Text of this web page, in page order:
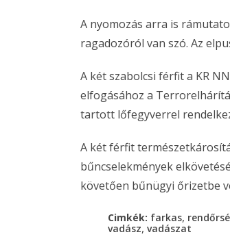
A nyomozás arra is
ragadozóról van szó. Az
A két szabolcsi férfit a KR
elfogásához a
tartott lőfegyverrel
A két férfit
bűncselekmények
követően bűnügyi őrizetbe
Cimkék: farkas,
vadász, vadászat